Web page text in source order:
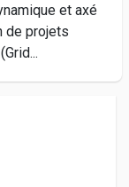
et axé
de projets